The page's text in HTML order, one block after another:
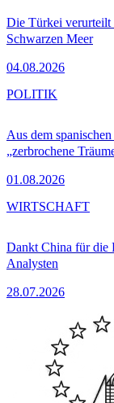
Die Türkei
Schwarzen Meer
04.08.2026
Aus dem
„zerbrochene
01.08.2026
POLITIK
Dankt China für die
Analysten
28.07.2026
WIRTSCHAFT